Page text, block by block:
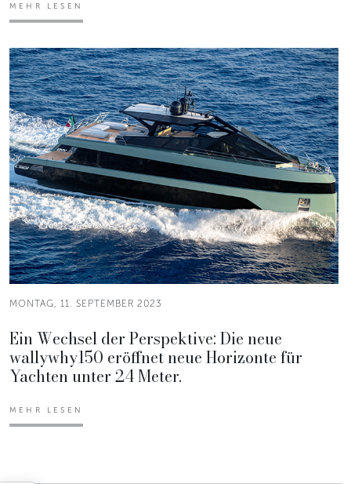
MEHR LESEN
MONTAG, 11. SEPTEMBER 2023
Ein Wechsel der Perspektive: Die neue
wallywhy150 eröffnet neue Horizonte für
Yachten unter 24 Meter.
MEHR LESEN